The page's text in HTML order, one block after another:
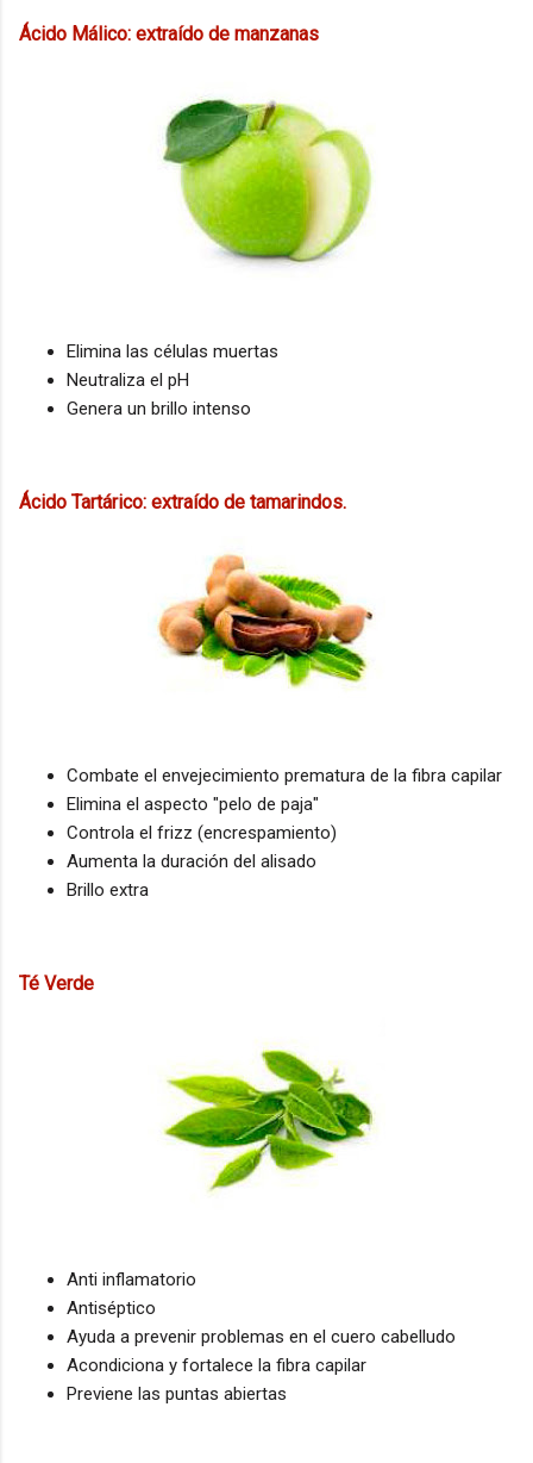
Ácido Málico: extraído de manzanas
Elimina las células muertas
Neutraliza el pH
Genera un brillo intenso
Ácido Tartárico: extraído de tamarindos.
Combate el envejecimiento prematura de la fibra capilar
Elimina el aspecto "pelo de paja"
Controla el frizz (encrespamiento)
Aumenta la duración del alisado
Brillo extra
Té Verde
Anti inflamatorio
Antiséptico
Ayuda a prevenir problemas en el cuero cabelludo
Acondiciona y fortalece la fibra capilar
Previene las puntas abiertas